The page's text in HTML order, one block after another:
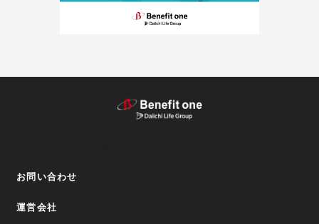
お問い合わせ
運営会社